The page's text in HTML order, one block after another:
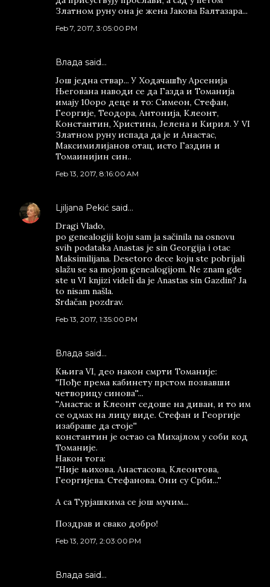
Златном руну она је жена Јакова Балтазара...
Feb 7, 2017, 3:05:00 PM
Влада said…
Још једна ствар... У Ходачашћу Арсенија
Његована наводи се да Газда и Томанија
имају 10оро деце и то: Симеон, Стефан,
Георгије, Теодора, Антонија, Клеонт,
Константин, Христина, Јелена и Кирил. У VI
Златном руну испада да је и Анастас,
Максимилијанов отац, исто Газдин и
Томаинијин син..
Feb 13, 2017, 8:16:00 AM
Ljiljana Pekić said…
Dragi Vlado,
po genealogiji koju sam ja sačinila na osnovu
svih podataka Anastas je sin Georgija i otac
Maksimilijana. Desetoro dece koju ste pobrijali
slažu se sa mojom genealogijom. Ne znam gde
ste u VI knjizi videli da je Anastas sin Gazdin? Ja
to nisam našla.
Srdačan pozdrav.
Feb 13, 2017, 1:35:00 PM
Влада said…
Књига VI, део након смрти Томаније:
''Пође према кабинету прстом позвавши
четворицу синова''...
''Анастас и Клеонт седоше на диван, и то им
се одмах на лицу виде. Стефан и Георгије
изабраше да стоје''
константин је остао са Михајлом у соби код
Томаније.
Након тога:
''Није њихова. Анастасова, Клеонтова,
Георгијева. Стефанова. Они су Срби...''
А са Турјашкима се још мучим...
Поздрав и свако добро!
Feb 13, 2017, 2:03:00 PM
Влада said…